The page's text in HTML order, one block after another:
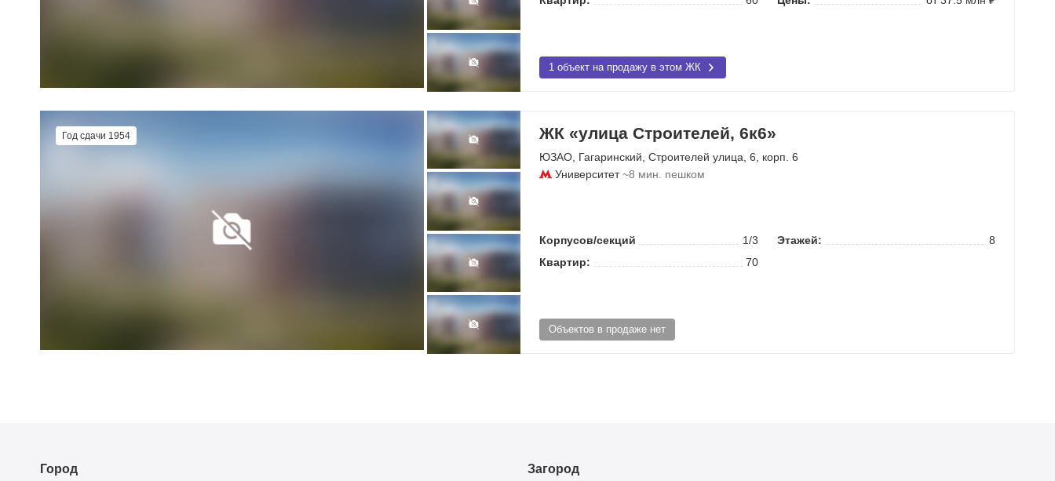
1 объект на продажу в этом ЖК
Год сдачи 1954 ЖК «улица Строителей, 6к6»
ЮЗАО Гагаринский Строителей улица , 6, корп. 6
Университет~8 мин. пешком
Корпусов/секций 1/3 Этажей:
8
Квартир:
70
Объектов в продаже нет
Город Загород